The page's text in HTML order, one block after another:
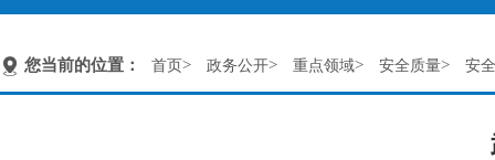
您当前的位置： 首页> 政务公开> 重点领域> 安全质量> 安